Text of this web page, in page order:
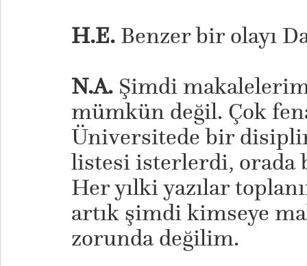
H.E.Benzer bir olayı
N.A.Şimdi
mümkün değil. Çok
Üniversitede bir
listesi isterlerdi, orada
Her yılki yazılar
artık şimdi kimseye
zorunda değilim.